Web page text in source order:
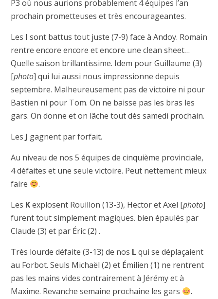
P3 où nous aurions probablement 4 équipes l’an
prochain prometteuses et très encourageantes.
Les I sont battus tout juste (7-9) face à Andoy. Romain
rentre encore encore et encore une clean sheet…
Quelle saison brillantissime. Idem pour Guillaume (3)
[photo] qui lui aussi nous impressionne depuis
septembre. Malheureusement pas de victoire ni pour
Bastien ni pour Tom. On ne baisse pas les bras les
gars. On donne et on lâche tout dès samedi prochain.
Les J gagnent par forfait.
Au niveau de nos 5 équipes de cinquième provinciale,
4 défaites et une seule victoire. Peut nettement mieux
faire
.
Les Kexplosent Rouillon (13-3), Hector et Axel [photo]
furent tout simplement magiques. bien épaulés par
Claude (3) et par Éric (2) .
Très lourde défaite (3-13) de nos L qui se déplaçaient
au Forbot. Seuls Michaël (2) et Émilien (1) ne rentrent
pas les mains vides contrairement à Jérémy et à
Maxime. Revanche semaine prochaine les gars
.